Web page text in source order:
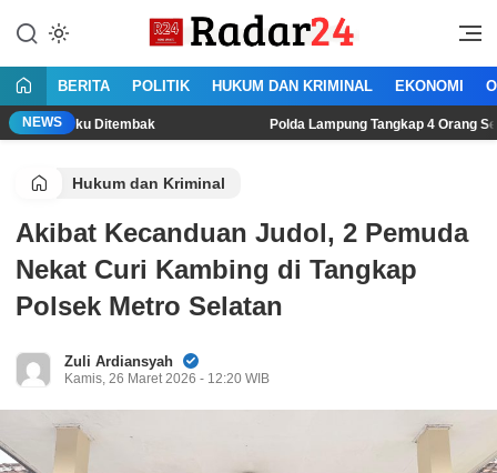
konten
Radar24.co.id
Jujur Lantang Bersuara
BERITA POLITIK HUKUM DAN KRIMINAL EKONOMI
NEWS
Ditembak Polda Lampung Tangkap 4 Orang Sedang
Hukum dan Kriminal
Akibat Kecanduan Judol, 2 Pemuda
Nekat Curi Kambing di Tangkap
Polsek Metro Selatan
Zuli Ardiansyah
Kamis, 26 Maret 2026 - 12:20 WIB